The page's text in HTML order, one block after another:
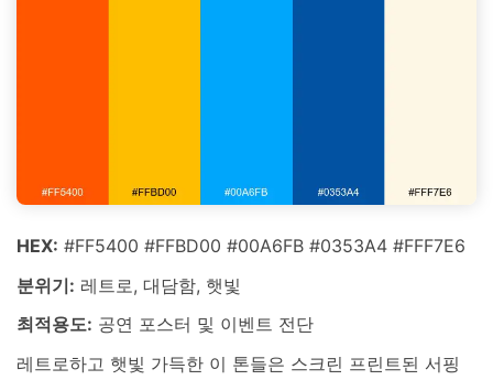
HEX: #FF5400 #FFBD00 #00A6FB #0353A4 #FFF7E6
분위기: 레트로, 대담함, 햇빛
최적용도: 공연 포스터 및 이벤트 전단
레트로하고 햇빛 가득한 이 톤들은 스크린 프린트된 서핑